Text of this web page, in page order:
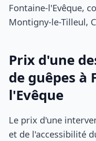
Fontaine-l'Evêque,
Montigny-le-Tilleul,
Prix d'une
de guêpes à
l'Evêque
Le prix d'une
et de l'accessibilité